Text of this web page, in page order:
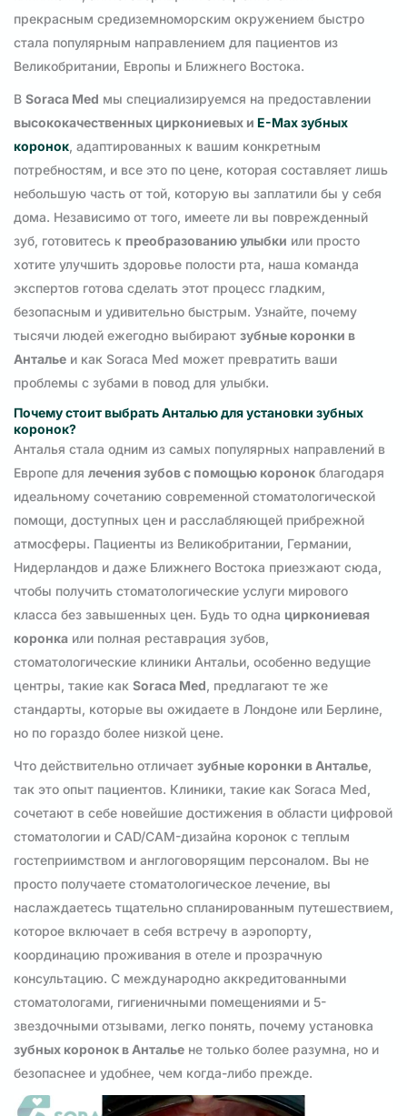
прекрасным средиземноморским окружением быстро
стала популярным направлением для пациентов из
Великобритании, Европы и Ближнего Востока.
В Soraca Med мы специализируемся на предоставлении
высококачественных циркониевых и E-Max зубных
коронок, адаптированных к вашим конкретным
потребностям, и все это по цене, которая составляет лишь
небольшую часть от той, которую вы заплатили бы у себя
дома. Независимо от того, имеете ли вы поврежденный
зуб, готовитесь к преобразованию улыбки или просто
хотите улучшить здоровье полости рта, наша команда
экспертов готова сделать этот процесс гладким,
безопасным и удивительно быстрым. Узнайте, почему
тысячи людей ежегодно выбирают зубные коронки в
Анталье и как Soraca Med может превратить ваши
проблемы с зубами в повод для улыбки.
Почему стоит выбрать Анталью для установки зубных
коронок?
Анталья стала одним из самых популярных направлений в
Европе для лечения зубов с помощью коронок благодаря
идеальному сочетанию современной стоматологической
помощи, доступных цен и расслабляющей прибрежной
атмосферы. Пациенты из Великобритании, Германии,
Нидерландов и даже Ближнего Востока приезжают сюда,
чтобы получить стоматологические услуги мирового
класса без завышенных цен. Будь то одна циркониевая
коронка или полная реставрация зубов,
стоматологические клиники Антальи, особенно ведущие
центры, такие как Soraca Med, предлагают те же
стандарты, которые вы ожидаете в Лондоне или Берлине,
но по гораздо более низкой цене.
Что действительно отличает зубные коронки в Анталье,
так это опыт пациентов. Клиники, такие как Soraca Med,
сочетают в себе новейшие достижения в области цифровой
стоматологии и CAD/CAM-дизайна коронок с теплым
гостеприимством и англоговорящим персоналом. Вы не
просто получаете стоматологическое лечение, вы
наслаждаетесь тщательно спланированным путешествием,
которое включает в себя встречу в аэропорту,
координацию проживания в отеле и прозрачную
консультацию. С международно аккредитованными
стоматологами, гигиеничными помещениями и 5-
звездочными отзывами, легко понять, почему установка
зубных коронок в Анталье не только более разумна, но и
безопаснее и удобнее, чем когда-либо прежде.